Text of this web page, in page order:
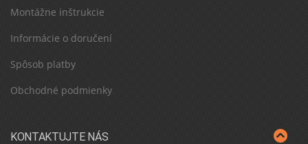
Montážne inštrukcie
Informácie o doručení
Spôsob platby
Obchodné podmienky
KONTAKTUJTE NÁS